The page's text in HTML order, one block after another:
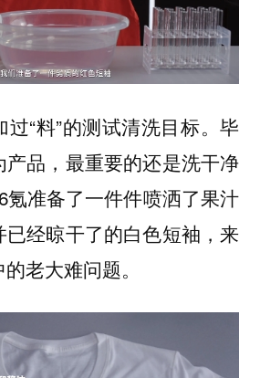
“料”的测试清洗目标。毕
产品，最重要的还是洗干净
氪准备了一件件喷洒了果汁
经晾干了的白色短袖，来
老大难问题。